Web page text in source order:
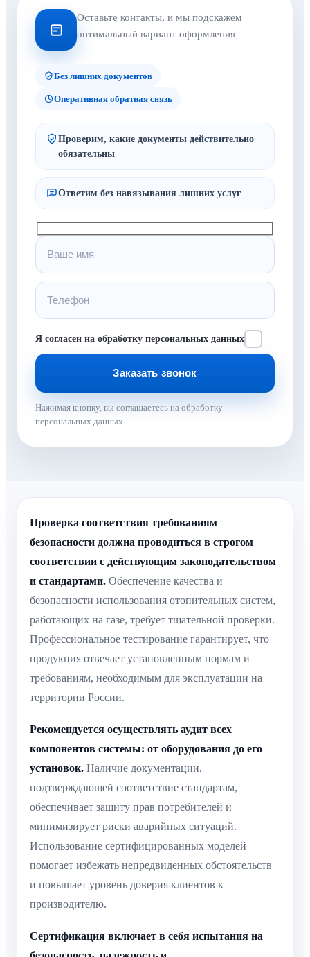
Оставьте контакты, и мы подскажем
оптимальный вариант оформления
Без лишних документов
Оперативная обратная связь
Проверим, какие документы действительно
обязательны
Ответим без навязывания лишних услуг
Я согласен на обработку персональных данных
Нажимая кнопку, вы соглашаетесь на обработку
персональных данных.
Проверка соответствия требованиям
безопасности должна проводиться в строгом
соответствии с действующим законодательством
и стандартами. Обеспечение качества и
безопасности использования отопительных систем,
работающих на газе, требует тщательной проверки.
Профессиональное тестирование гарантирует, что
продукция отвечает установленным нормам и
требованиям, необходимым для эксплуатации на
территории России.
Рекомендуется осуществлять аудит всех
компонентов системы: от оборудования до его
установок. Наличие документации,
подтверждающей соответствие стандартам,
обеспечивает защиту прав потребителей и
минимизирует риски аварийных ситуаций.
Использование сертифицированных моделей
помогает избежать непредвиденных обстоятельств
и повышает уровень доверия клиентов к
производителю.
Сертификация включает в себя испытания на